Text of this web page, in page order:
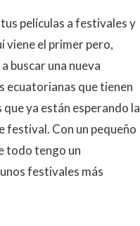
películas a festivales y
viene el primer pero,
buscar una nueva
ecuatorianas que tienen
ya están esperando la
festival. Con un pequeño
todo tengo un
festivales más